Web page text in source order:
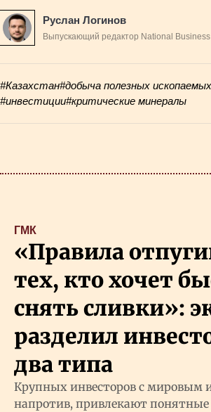
Руслан Логинов
Выпускающий редактор National
#Казахстан#добыча полезных ископаемых
#инвестиции#критические минералы
ГМК
«Правила
тех, кто хочет
снять сливки»:
разделил
два типа
Крупных инвесторов с мировым
напротив, привлекают понятные